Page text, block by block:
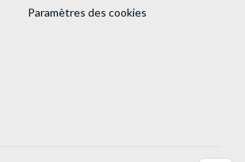
Paramètres des cookies